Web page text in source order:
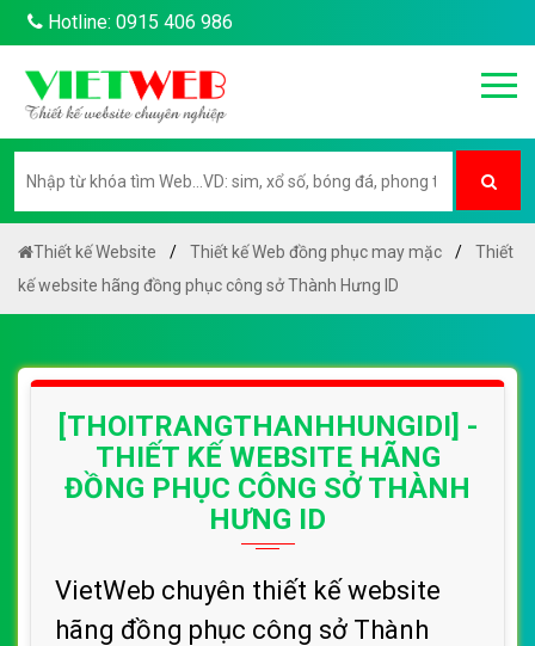
Hotline: 0915 406 986
Thiết kế Website Thiết kế Web đồng phục may mặc
Thiết
kế website hãng đồng phục công sở Thành Hưng ID
[THOITRANGTHANHHUNGIDI] -
THIẾT KẾ WEBSITE HÃNG
ĐỒNG PHỤC CÔNG SỞ THÀNH
HƯNG ID
VietWeb chuyên thiết kế website
hãng đồng phục công sở Thành